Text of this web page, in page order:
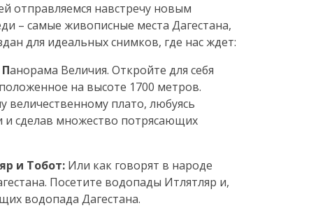
отправляемся навстречу новым
– самые живописные места Дагестана,
для идеальных снимков, где нас ждет:
анорама Величия. Откройте для себя
на высоте 1700 метров.
величественному плато, любуясь
сделав множество потрясающих
и Тобот: Или как говорят в народе
Посетите водопады Итлятляр и,
водопада Дагестана.